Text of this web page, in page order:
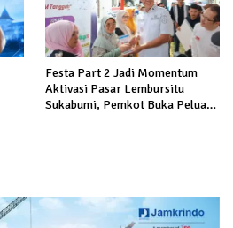
Festa Part 2 Jadi Momentum
Aktivasi Pasar Lembursitu
Sukabumi, Pemkot Buka Peluang